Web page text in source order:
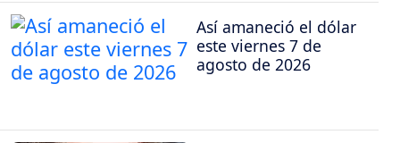
Así amaneció el dólar
este viernes 7 de
agosto de 2026